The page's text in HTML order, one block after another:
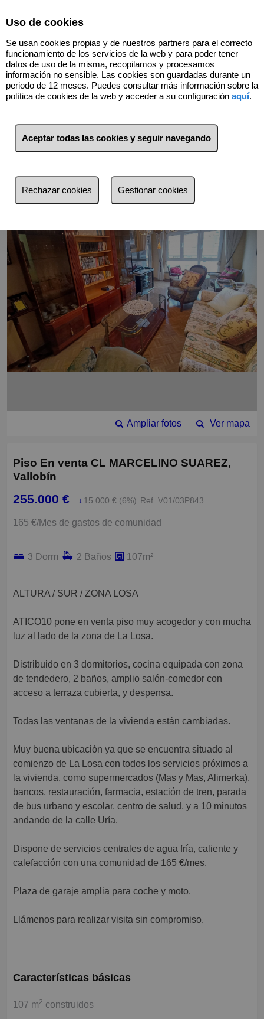
Volver
Ver mapa
Ampliar fotos
Piso En venta CL MARCELINO SUAREZ,
Vallobín
255.000 € ↓ 15.000 € (6%) Ref. V01/03P843
165 €/Mes de gastos de comunidad
3 Dorm 2 Baños 107m²
ALTURA / SUR / ZONA LOSA
ATICO10 pone en venta piso muy acogedor y con mucha
luz al lado de la zona de La Losa.
Distribuido en 3 dormitorios, cocina equipada con zona
de tendedero, 2 baños, amplio salón-comedor con
acceso a terraza cubierta, y despensa.
Todas las ventanas de la vivienda están cambiadas.
Muy buena ubicación ya que se encuentra situado al
comienzo de La Losa con todos los servicios próximos a
la vivienda, como supermercados (Mas y Mas, Alimerka),
bancos, restauración, farmacia, estación de tren, parada
de bus urbano y escolar, centro de salud, y a 10 minutos
andando de la calle Uría.
Dispone de servicios centrales de agua fría, caliente y
calefacción con una comunidad de 165 €/mes.
Plaza de garaje amplia para coche y moto.
Llámenos para realizar visita sin compromiso.
Características básicas
107 m2 construidos
Uso de cookies
Se usan cookies propias y de nuestros partners para el correcto
funcionamiento de los servicios de la web y para poder tener
datos de uso de la misma, recopilamos y procesamos
información no sensible. Las cookies son guardadas durante un
periodo de 12 meses. Puedes consultar más información sobre la
política de cookies de la web y acceder a su configuración aquí.
Aceptar todas las cookies y seguir navegando
Rechazar cookies Gestionar cookies